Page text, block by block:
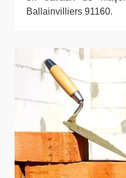
Ballainvilliers 91160.